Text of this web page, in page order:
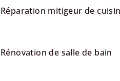
Réparation mitigeur de
Rénovation de salle de bain